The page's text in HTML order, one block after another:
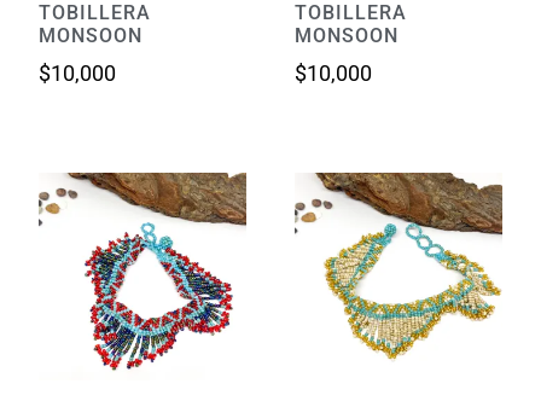
TOBILLERA
MONSOON
$10,000
TOBILLERA
MONSOON
$10,000